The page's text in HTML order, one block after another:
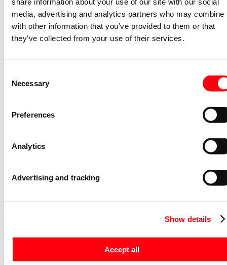
media, advertising and analytics partners who may combine
with other information that you’ve provided to them or that
they’ve collected from your use of their services.
Selection
Necessary
Preferences
Analytics
Advertising and tracking
Show details
Accept all
Stroommeettransformator System pro
M compact CMS sensor 40A TRMS
CMS-101PS
compact Through the door operator
Stroommeettransformator System pro
compact Hulpcontact 2M
S2C-H20L